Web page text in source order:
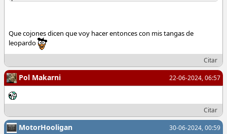
https://www.larazon.es/ciencia/cientific...2ca44.html
Que cojones dicen que voy hacer entonces con mis tangas de
leopardo
Citar
22-06-2024, 06:57
Pol Makarni
Citar
30-06-2024, 00:59
MotorHooligan